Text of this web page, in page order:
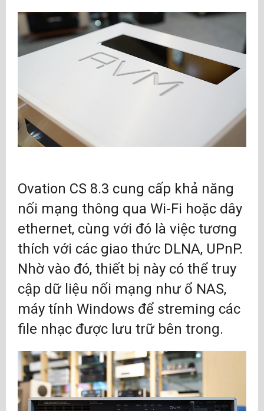
Ovation CS 8.3 cung cấp khả năng
nối mạng thông qua Wi-Fi hoặc dây
ethernet, cùng với đó là việc tương
thích với các giao thức DLNA, UPnP.
Nhờ vào đó, thiết bị này có thể truy
cập dữ liệu nối mạng như ổ NAS,
máy tính Windows để streming các
file nhạc được lưu trữ bên trong.